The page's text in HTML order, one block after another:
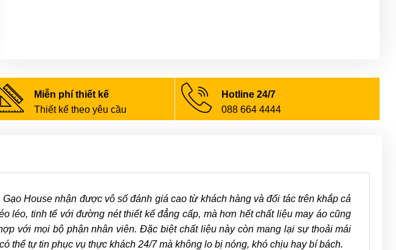
Miễn phí thiết kế
Thiết kế theo yêu cầu
Hotline 24/7
088 664 4444
House nhận được vô số đánh giá cao từ khách hàng và đối tác trên khắp cả
léo, tinh tế với đường nét thiết kế đẳng cấp, mà hơn hết chất liệu may áo cũng
với mọi bộ phận nhân viên. Đặc biệt chất liệu này còn mang lại sự thoải mái
thể tự tin phục vụ thực khách 24/7 mà không lo bị nóng, khó chịu hay bí bách.